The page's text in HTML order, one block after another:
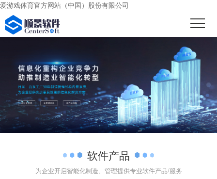
爱游戏体育官方网站（中国）股份有限公司
软件产品
为企业开启智能化制造、管理提供专业软件产品/服务